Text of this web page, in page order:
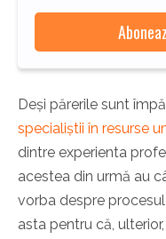
Deși părerile sunt
specialiștii în resurse
dintre experienta
acestea din urmă au
vorba despre
asta pentru că,